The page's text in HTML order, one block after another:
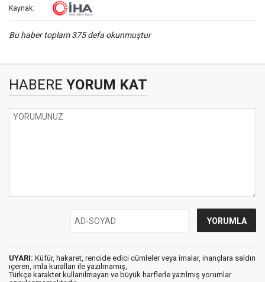
Kaynak:
Bu haber toplam 375 defa okunmuştur
HABERE YORUM KAT
UYARI: Küfür, hakaret, rencide edici cümleler veya imalar, inançlara saldırı
içeren, imla kuralları ile yazılmamış,
Türkçe karakter kullanılmayan ve büyük harflerle yazılmış yorumlar